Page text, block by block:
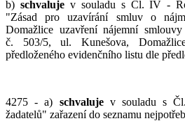
b) schvalujev souladu s Čl. IV -
"Zásad pro uzavírání smluv o
Domažlice uzavření nájemní
č. 503/5, ul. Kunešova,
předloženého evidenčního listu dle
4275 - a) schvalujev souladu s
žadatelů" zařazení do seznamu